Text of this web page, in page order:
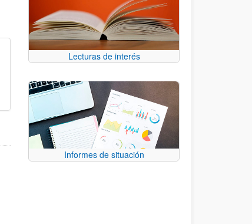
Lecturas de interés
Informes de situación